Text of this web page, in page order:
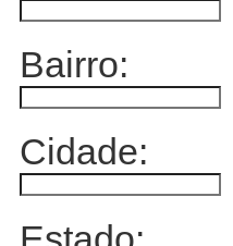
Bairro:
Cidade: